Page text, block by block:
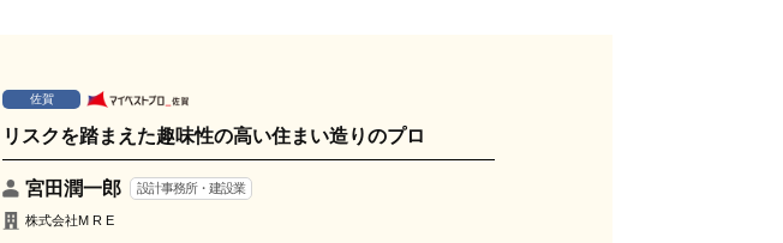
佐賀
リスクを踏まえた趣味性の高い住まい造りのプロ
宮田潤一郎 設計事務所・建設業
株式会社M R E